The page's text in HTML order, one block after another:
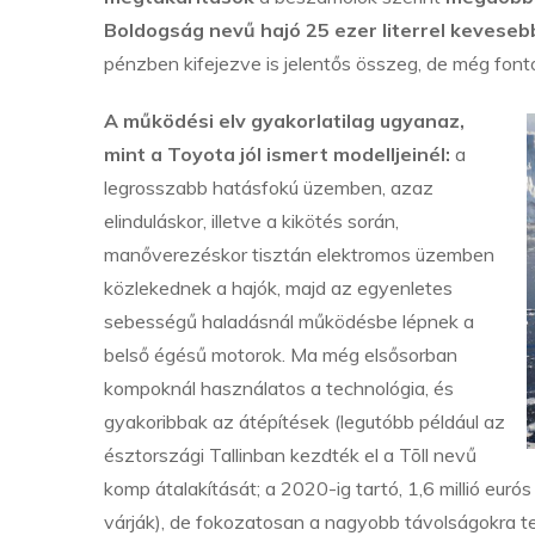
Boldogság nevű hajó 25 ezer literrel
pénzben kifejezve is jelentős összeg, de még
A működési elv gyakorlatilag ugyanaz,
mint a Toyota jól ismert modelljeinél: a
legrosszabb hatásfokú üzemben, azaz
elinduláskor, illetve a kikötés során,
manőverezéskor tisztán elektromos üzemben
közlekednek a hajók, majd az egyenletes
sebességű haladásnál működésbe lépnek a
belső égésű motorok. Ma még elsősorban
kompoknál használatos a technológia, és
gyakoribbak az átépítések (legutóbb például az
észtországi Tallinban kezdték el a Tõll nevű
komp átalakítását; a 2020-ig tartó, 1,6 millió
várják), de fokozatosan a nagyobb távolságokra